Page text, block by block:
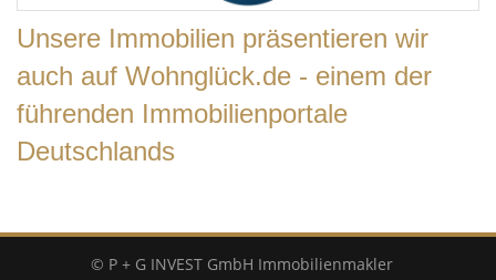
Unsere Immobilien präsentieren wir
auch auf Wohnglück.de - einem der
führenden Immobilienportale
Deutschlands
© P + G INVEST GmbH Immobilienmakler